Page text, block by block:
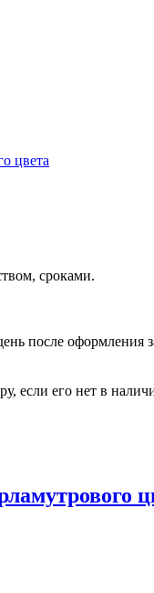
цвета
сроками.
после оформления
если его нет в